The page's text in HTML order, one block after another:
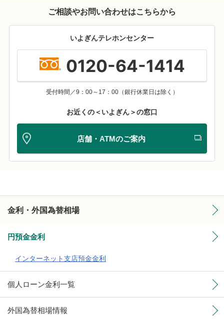
ご相談やお問い合わせはこちらから
いよぎんテレホンセンター
0120-64-1414
受付時間／9：00～17：00（銀行休業日は除く）
お近くの＜いよぎん＞の窓口
店舗・ATMのご案内
金利・外国為替相場
円預金金利
インターネット支店預金金利
個人ローン金利一覧
外国為替相場情報